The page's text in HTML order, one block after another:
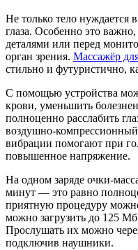
Не только тело нуждается
глаза. Особенно это
деталями или перед
орган зрения. Массажёр
стильно и футуристично,
С помощью устройства
крови, уменьшить
полноценно расслабить
воздушно-
вибрации помогают при
повышенное напряжение.
На одном заряде очки-
минут — это равно
приятную процедуру
можно загрузить до 125
Прослушать их можно
подключив наушники.